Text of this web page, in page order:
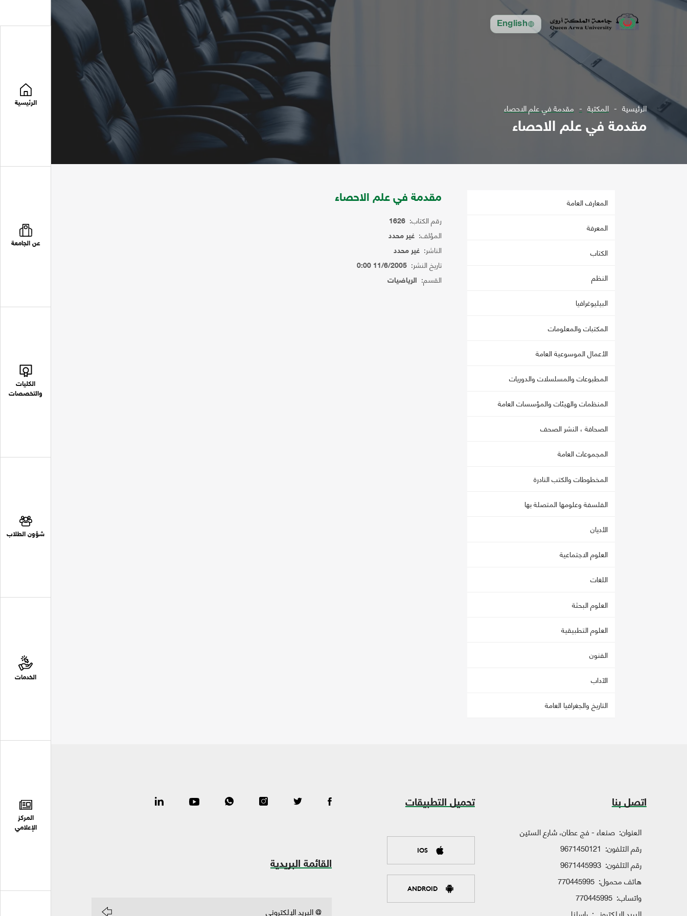
English
الرئيسية
عن الجامعة
الكليات
والتخصصات
شؤون الطلاب
الخدمات
المركز
الإعلامي
الرئيسية المكتبة مقدمة في علم الاحصاء
مقدمة في علم الاحصاء
المعارف العامة
المعرفة
الكتاب
النظم
البيليوغرافيا
المكتبات والمعلومات
الأعمال الموسوعية العامة
المطبوعات والمسلسلات والدوريات
المنظمات والهيئات والمؤسسات العامة
الصحافة ، النشر الصحف
المجموعات العامة
المخطوطات والكتب النادرة
الفلسفة وعلومها المتصلة بها
الأديان
العلوم الاجتماعية
اللغات
العلوم البحثة
العلوم التطبيقية
الفنون
الآداب
التاريخ والجغرافيا العامة
مقدمة في علم الاحصاء
رقم الكتاب: 1626
المؤلف: غير محدد
الناشر: غير محدد
تاريخ النشر: 11/6/2005 0:00
القسم: الرياضيات
اتصل بنا
العنوان: صنعاء - فج عطان، شارع الستين
رقم التلفون: 9671450121
رقم التلفون: 9671445993
هاتف محمول: 770445995
واتساب: 770445995
تحميل التطبيقات
IOS
ANDROID
القائمة البريدية